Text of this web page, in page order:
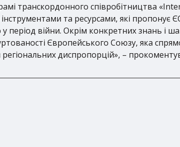
транскордонного співробітництва
та ресурсами, які пропонує
період війни. Окрім конкретних знань і
Європейського Союзу, яка
диспропорцій», –